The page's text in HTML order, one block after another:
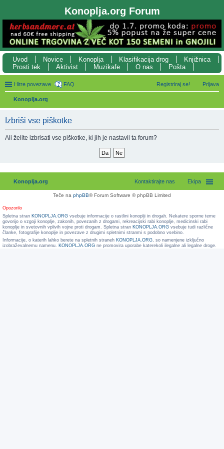
Konoplja.org Forum
Uvod Novice Konoplja Klasifikacija drog
Knjižnica
Prosti tek
Aktivist Muzikafe O nas Pošta
Hitre povezave FAQ Prijava
Registriraj se!
Konoplja.org
Izbriši vse piškotke
Ali želite izbrisati vse piškotke, ki jih je nastavil ta forum?
Konoplja.org Ekipa
Kontaktirajte nas
Teče na phpBB® Forum Software © phpBB Limited
Opozorilo
Spletna stran KONOPLJA.ORG vsebuje informacije o rastlini konoplji in drogah. Nekatere sporne teme
govorijo o vzgoji konoplje, zakonih, povezanih z drogami, rekreacijski rabi konoplje, medicinski rabi
konoplje in svetovnih vplivih vojne proti drogam. Spletna stran KONOPLJA.ORG vsebuje tudi različne
članke, fotografije konoplje in povezave z drugimi spletnimi stranmi s podobno vsebino.
Informacije, o katerih lahko berete na spletnih straneh KONOPLJA.ORG , so namenjene izključno
izobraževalnemu namenu. KONOPLJA.ORG ne promovira uporabe katerekoli ilegalne ali legalne droge.